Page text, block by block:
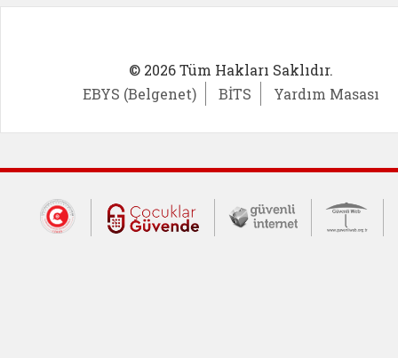
© 2026 Tüm Hakları Saklıdır.
EBYS (Belgenet)
BİTS Yardım Masası
Dış Bağlantılar
Cumhurbaşkanlığı İletişim Merkezi
Çocuklar Güvende (yeni
Güvenli